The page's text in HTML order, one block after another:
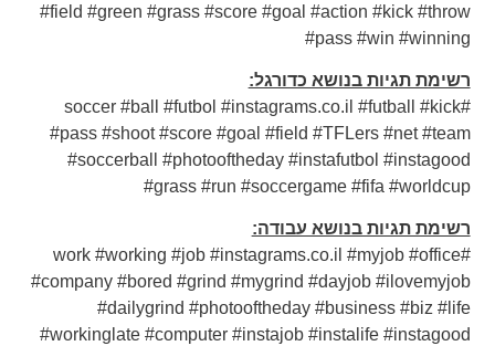
#field #green #grass #score #goal #action #kick #throw
#pass #win #winning
רשימת תגיות בנושא כדורגל:
#soccer #ball #futbol #instagrams.co.il #futball #kick
#pass #shoot #score #goal #field #TFLers #net #team
#soccerball #photooftheday #instafutbol #instagood
#grass #run #soccergame #fifa #worldcup
רשימת תגיות בנושא עבודה:
#work #working #job #instagrams.co.il #myjob #office
#company #bored #grind #mygrind #dayjob #ilovemyjob
#dailygrind #photooftheday #business #biz #life
#workinglate #computer #instajob #instalife #instagood